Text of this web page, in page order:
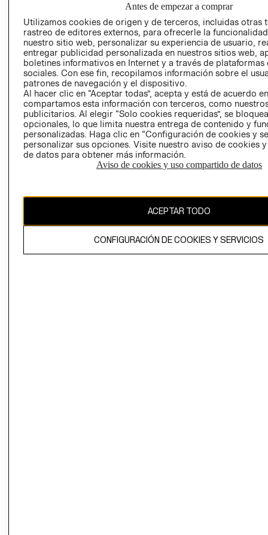
SOCIAL
PRENSA
RELACIÓN CON
INVERSIONISTAS
POLÍTICA
EMPRESARIAL
TIENDAS
- RETIRO EN
TIENDA
TÉRMINOS Y
AVISO DE
PRIVACIDAD
GIFT CARD
AVISO DE
Antes de empezar a comprar
Utilizamos cookies de origen y de terceros, incluidas otras
rastreo de editores externos, para ofrecerle la
nuestro sitio web, personalizar su experiencia de usuario,
entregar publicidad personalizada en nuestros sitios web,
boletines informativos en Internet y a través de plataformas
sociales. Con ese fin, recopilamos información sobre el
patrones de navegación y el dispositivo.
Al hacer clic en “Aceptar todas”, acepta y está de acuerdo
compartamos esta información con terceros, como
publicitarios. Al elegir “Solo cookies requeridas”, se
opcionales, lo que limita nuestra entrega de contenido y
personalizadas. Haga clic en “Configuración de cookies y
personalizar sus opciones. Visite nuestro aviso de cookies
de datos para obtener más información.
Aviso de cookies y uso compartido de datos
ACEPTAR TODO
CONFIGURACIÓN DE COOKIES Y SERVICIOS